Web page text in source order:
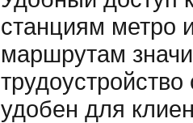
станциям метро
маршрутам
удобен для